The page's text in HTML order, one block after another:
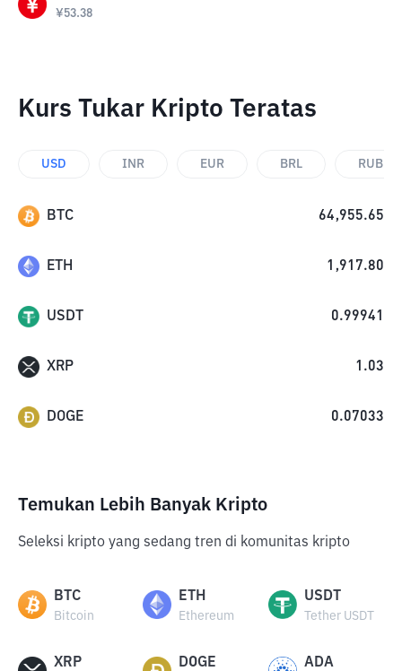
¥53.38
Kurs Tukar Kripto Teratas
USD INR EUR BRL RUB
BTC 64,955.65
ETH 1,917.80
USDT 0.99941
XRP 1.03
DOGE 0.07033
Temukan Lebih Banyak Kripto
Seleksi kripto yang sedang tren di komunitas kripto
BTC
Bitcoin
ETH
Ethereum
USDT
Tether USDT
XRP DOGE ADA